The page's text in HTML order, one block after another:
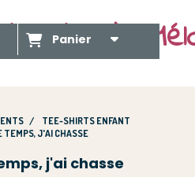
Mélo de
Panier
TEE-SHIRTS ENFANT
TEMPS, J'AI CHASSE
j'ai chasse